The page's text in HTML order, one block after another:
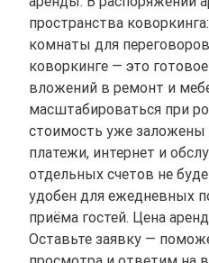
пространства
комнаты для
коворкинге — это
вложений в ремонт и
масштабироваться при
стоимость уже
платежи, интернет и
отдельных счетов не
удобен для ежедневных
приёма гостей. Цена
Оставьте заявку —